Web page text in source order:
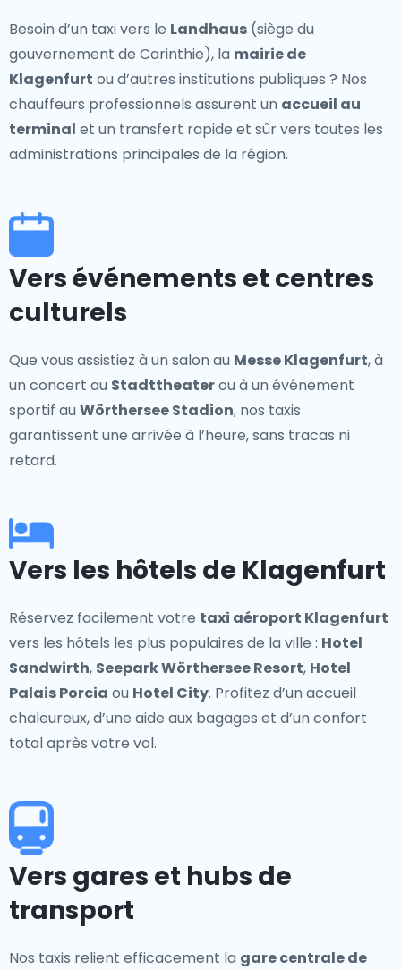
Besoin d’un taxi vers le Landhaus (siège du
gouvernement de Carinthie), la mairie de
Klagenfurt ou d’autres institutions publiques ? Nos
chauffeurs professionnels assurent un accueil au
terminal et un transfert rapide et sûr vers toutes les
administrations principales de la région.
Vers événements et centres
culturels
Que vous assistiez à un salon au Messe Klagenfurt, à
un concert au Stadttheaterou à un événement
sportif au Wörthersee Stadion, nos taxis
garantissent une arrivée à l’heure, sans tracas ni
retard.
Vers les hôtels de Klagenfurt
Réservez facilement votre taxi aéroport Klagenfurt
vers les hôtels les plus populaires de la ville : Hotel
Sandwirth, Seepark Wörthersee Resort, Hotel
Palais Porcia ou Hotel City. Profitez d’un accueil
chaleureux, d’une aide aux bagages et d’un confort
total après votre vol.
Vers gares et hubs de
transport
Nos taxis relient efficacement la gare centrale de